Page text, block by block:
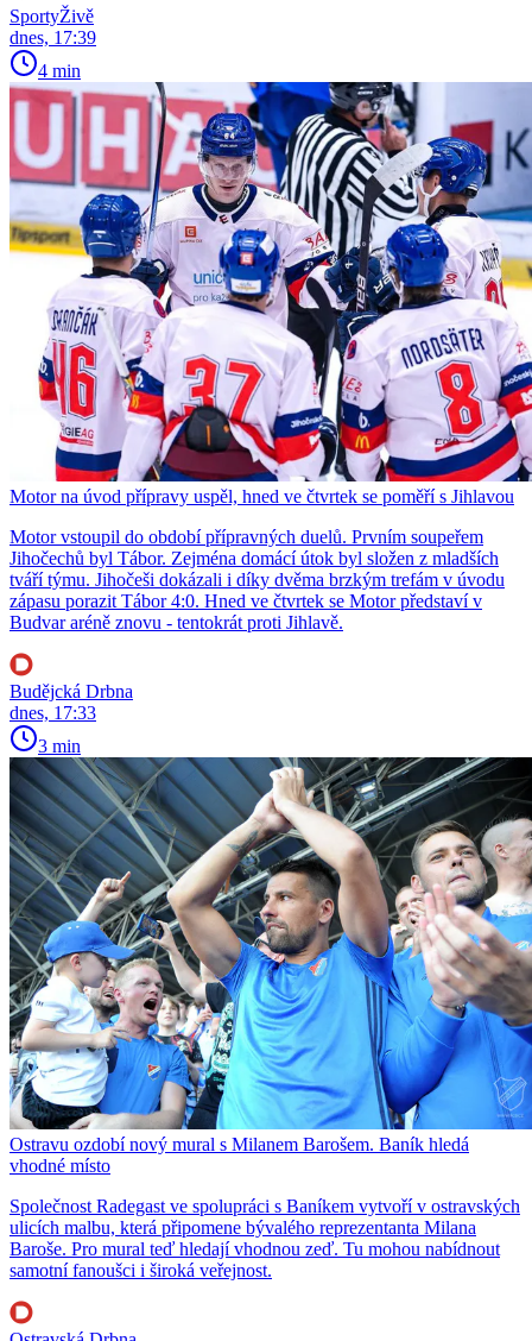
SportyŽivě
dnes, 17:39
4 min
Motor na úvod přípravy uspěl, hned ve čtvrtek se poměří s Jihlavou
Motor vstoupil do období přípravných duelů. Prvním soupeřem
Jihočechů byl Tábor. Zejména domácí útok byl složen z mladších
tváří týmu. Jihočeši dokázali i díky dvěma brzkým trefám v úvodu
zápasu porazit Tábor 4:0. Hned ve čtvrtek se Motor představí v
Budvar aréně znovu - tentokrát proti Jihlavě.
Budějcká Drbna
dnes, 17:33
3 min
Ostravu ozdobí nový mural s Milanem Barošem. Baník hledá
vhodné místo
Společnost Radegast ve spolupráci s Baníkem vytvoří v ostravských
ulicích malbu, která připomene bývalého reprezentanta Milana
Baroše. Pro mural teď hledají vhodnou zeď. Tu mohou nabídnout
samotní fanoušci i široká veřejnost.